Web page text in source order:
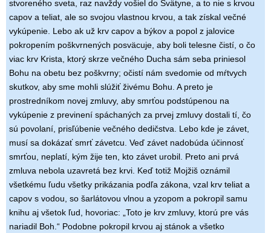
stvoreného sveta, raz navždy vošiel do Svätyne, a to nie s krvou
capov a teliat, ale so svojou vlastnou krvou, a tak získal večné
vykúpenie. Lebo ak už krv capov a býkov a popol z jalovice
pokropením poškvrnených posväcuje, aby boli telesne čistí, o čo
viac krv Krista, ktorý skrze večného Ducha sám seba priniesol
Bohu na obetu bez poškvrny; očistí nám svedomie od mŕtvych
skutkov, aby sme mohli slúžiť živému Bohu. A preto je
prostredníkom novej zmluvy, aby smrťou podstúpenou na
vykúpenie z previnení spáchaných za prvej zmluvy dostali tí, čo
sú povolaní, prisľúbenie večného dedičstva. Lebo kde je závet,
musí sa dokázať smrť závetcu. Veď závet nadobúda účinnosť
smrťou, neplatí, kým žije ten, kto závet urobil. Preto ani prvá
zmluva nebola uzavretá bez krvi. Keď totiž Mojžiš oznámil
všetkému ľudu všetky prikázania podľa zákona, vzal krv teliat a
capov s vodou, so šarlátovou vlnou a yzopom a pokropil samu
knihu aj všetok ľud, hovoriac: „Toto je krv zmluvy, ktorú pre vás
nariadil Boh.“ Podobne pokropil krvou aj stánok a všetko